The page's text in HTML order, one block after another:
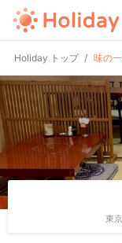
Holiday トップ 味の
東